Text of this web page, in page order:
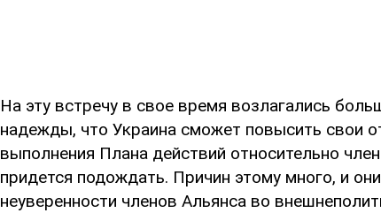
На эту встречу в свое время возлагались
надежды, что Украина сможет повысить свои
выполнения Плана действий относительно
придется подождать. Причин этому много, и
неуверенности членов Альянса во